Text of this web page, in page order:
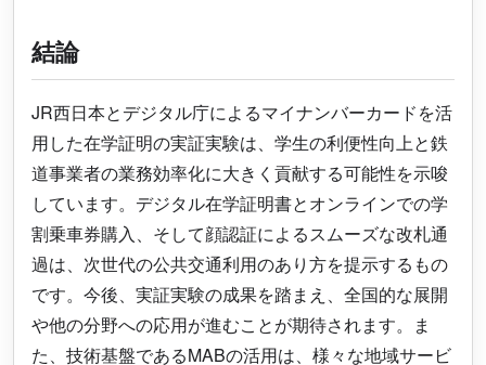
結論
JR西日本とデジタル庁によるマイナンバーカードを活
用した在学証明の実証実験は、学生の利便性向上と鉄
道事業者の業務効率化に大きく貢献する可能性を示唆
しています。デジタル在学証明書とオンラインでの学
割乗車券購入、そして顔認証によるスムーズな改札通
過は、次世代の公共交通利用のあり方を提示するもの
です。今後、実証実験の成果を踏まえ、全国的な展開
や他の分野への応用が進むことが期待されます。ま
た、技術基盤であるMABの活用は、様々な地域サービ